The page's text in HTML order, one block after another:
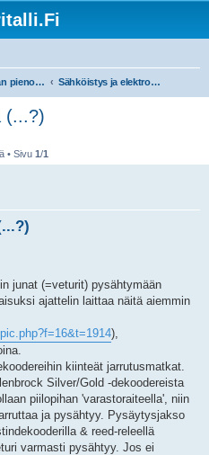
H0-mittakaavan pienoisrautatiet Sähköistys ja elektroniikka
(...?)
• Sivu 1/1
junat (=veturit) pysähtymään
ajattelin laittaa näitä aiemmin
),
kiinteät jarrutusmatkat.
Silver/Gold -dekoodereista
piilopihan 'varastoraiteella', niin
ja pysähtyy. Pysäytysjakso
& reed-releellä
varmasti pysähtyy. Jos ei